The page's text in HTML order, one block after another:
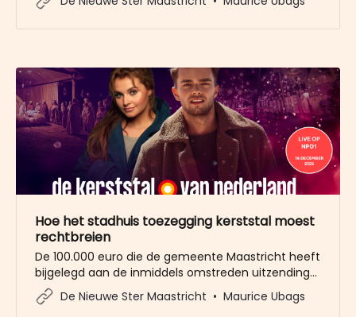
ondernemers, cultuur en historie.
Hoe het stadhuis toezegging kerststal moest
rechtbreien
De 100.000 euro die de gemeente Maastricht heeft
bijgelegd aan de inmiddels omstreden uitzending
‘De kerststal van Nederland’, blijkt al in mei vorig
jaar door wethouder Bastiaens ingebracht tijdens
De Nieuwe Ster Maastricht Maurice Ubags